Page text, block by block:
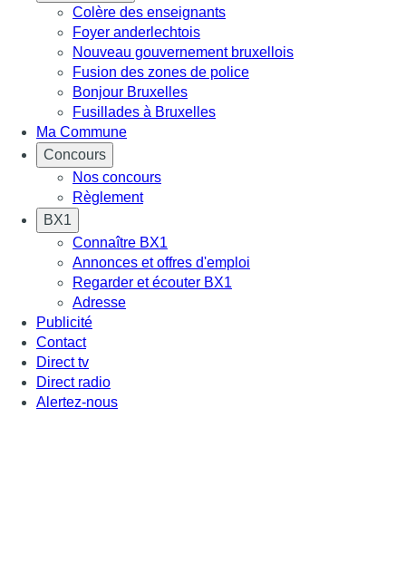
Colère des enseignants
Foyer anderlechtois
Nouveau gouvernement bruxellois
Fusion des zones de police
Bonjour Bruxelles
Fusillades à Bruxelles
Ma Commune
Concours
Nos concours
Règlement
BX1
Connaître BX1
Annonces et offres d'emploi
Regarder et écouter BX1
Adresse
Publicité
Contact
Direct tv
Direct radio
Alertez-nous